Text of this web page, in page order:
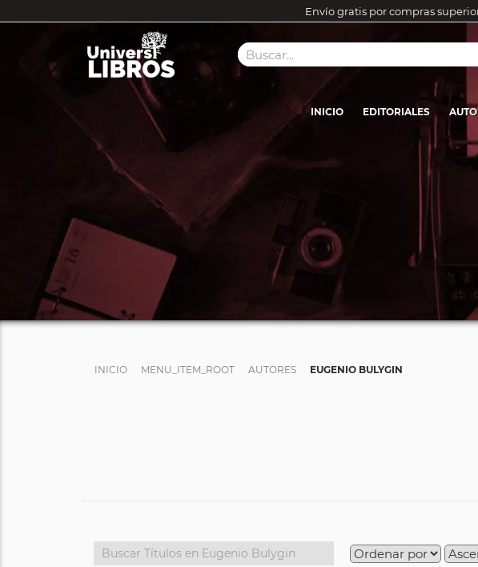
Envío gratis por compras
INICIO EDITORIALES
INICIO MENU_ITEM_ROOT AUTORES EUGENIO BULYGIN